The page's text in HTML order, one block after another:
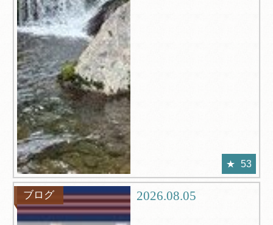
53
ブログ 2026.08.05